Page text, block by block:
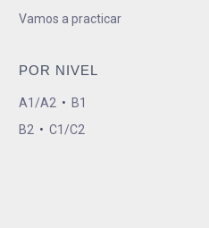
Vamos a practicar
POR NIVEL
A1/A2 • B1
B2 • C1/C2